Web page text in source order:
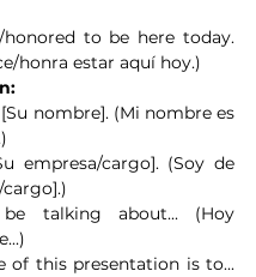
honored to be here today.
honra estar aquí hoy.)
nombre]. (Mi nombre es
empresa/cargo]. (Soy de
talking about... (Hoy
of this presentation is to...